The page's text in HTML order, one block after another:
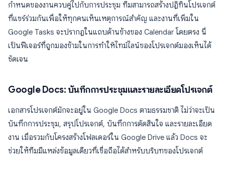
กำหนดของงานควบคู่ไปกับการประชุม ทีมสามารถสร้างปฏิทินโปรเจกต์
ที่แชร์ร่วมกันเพื่อให้ทุกคนเห็นเหตุการณ์สำคัญ และงานที่เพิ่มใน
Google Tasks จะปรากฏในแถบด้านข้างของ Calendar โดยตรง นี่
เป็นฟีเจอร์ที่ถูกมองข้ามในการทำให้ไทม์ไลน์ของโปรเจกต์มองเห็นได้
ชัดเจน
Google Docs: บันทึกการประชุมและรายละเอียดโปรเจกต์
เอกสารโปรเจกต์มักจะอยู่ใน Google Docs ตามธรรมชาติ ไม่ว่าจะเป็น
บันทึกการประชุม, สรุปโปรเจกต์, บันทึกการตัดสินใจ และรายละเอียด
งาน เมื่อรวมกับโครงสร้างโฟลเดอร์ใน Google Drive แล้ว Docs จะ
ช่วยให้ทีมมีแหล่งข้อมูลเดียวที่เชื่อถือได้สำหรับบริบทของโปรเจกต์